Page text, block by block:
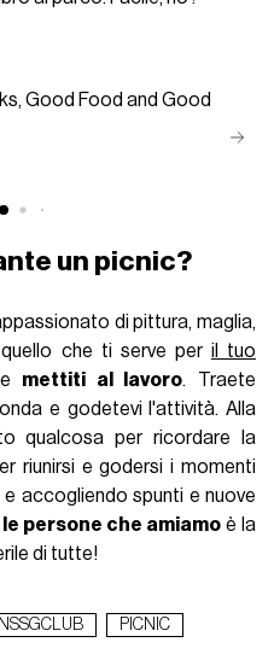
Good Food and Good
un picnic?
di pittura, maglia,
che ti serve per il tuo
mettiti al lavoro. Traete
e godetevi l'attività. Alla
qualcosa per ricordare la
riunirsi e godersi i momenti
accogliendo spunti e nuove
persone che amiamo è la
di tutte!
NSSGCLUB
PICNIC